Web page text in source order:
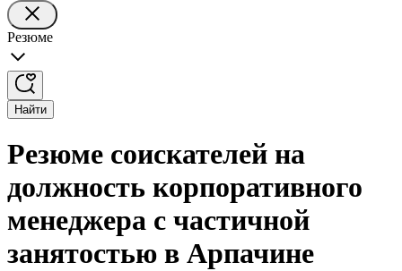
Резюме
Найти
Резюме соискателей на
должность корпоративного
менеджера с частичной
занятостью в Арпачине